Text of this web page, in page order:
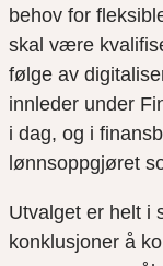
behov for
skal være
følge av
innleder under
i dag, og i
lønnsoppgjøret
Utvalget er helt i
konklusjoner å